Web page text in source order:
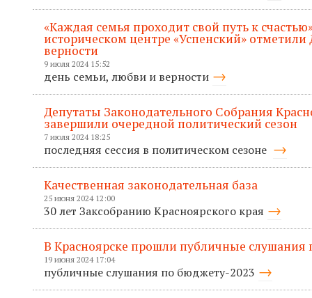
«Каждая семья проходит свой путь к
историческом центре «Успенский»
верности
9 июля 2024 15:52
день семьи, любви и верности
Депутаты Законодательного Собрания
завершили очередной политический сезон
7 июля 2024 18:25
последняя сессия в политическом сезоне
Качественная законодательная база
25 июня 2024 12:00
30 лет Заксобранию Красноярского края
В Красноярске прошли публичные слушания
19 июня 2024 17:04
публичные слушания по бюджету-2023